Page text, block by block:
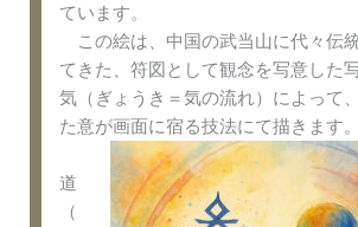
ています。
この絵は、中国の武当山に代々伝
てきた、符図として観念を写意した
気（ぎょうき＝気の流れ）によって
た意が画面に宿る技法にて描きます。
道
（